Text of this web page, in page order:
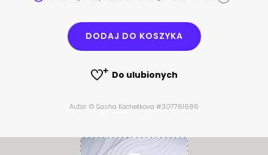
DODAJ DO KOSZYKA
Do ulubionych
Autor: © Sasha Kochetkova #307761686